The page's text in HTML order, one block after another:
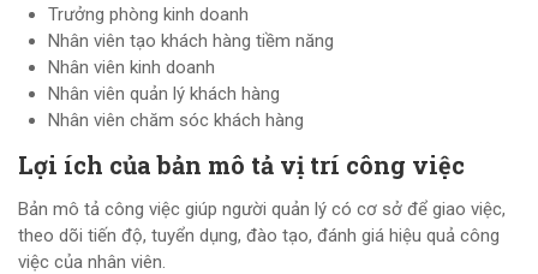
Trưởng phòng kinh doanh
Nhân viên tạo khách hàng tiềm năng
Nhân viên kinh doanh
Nhân viên quản lý khách hàng
Nhân viên chăm sóc khách hàng
Lợi ích của bản mô tả vị trí công việc
Bản mô tả công việc giúp người quản lý có cơ sở để giao việc,
theo dõi tiến độ, tuyển dụng, đào tạo, đánh giá hiệu quả công
việc của nhân viên.